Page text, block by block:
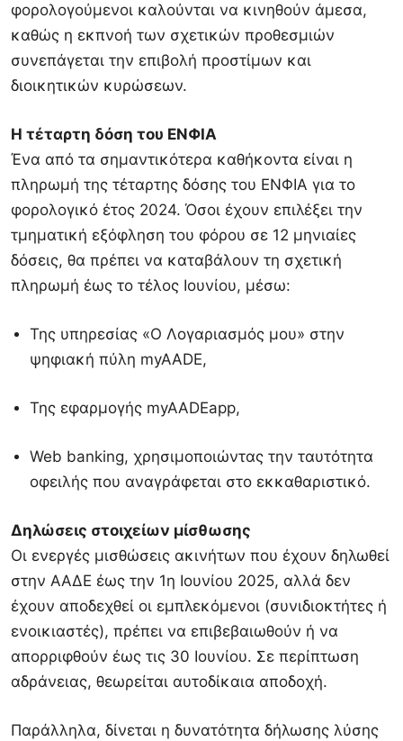
φορολογούμενοι καλούνται να κινηθούν άμεσα,
καθώς η εκπνοή των σχετικών προθεσμιών
συνεπάγεται την επιβολή προστίμων και
διοικητικών κυρώσεων.
Η τέταρτη δόση του ΕΝΦΙΑ
Ένα από τα σημαντικότερα καθήκοντα είναι η
πληρωμή της τέταρτης δόσης του ΕΝΦΙΑ για το
φορολογικό έτος 2024. Όσοι έχουν επιλέξει την
τμηματική εξόφληση του φόρου σε 12 μηνιαίες
δόσεις, θα πρέπει να καταβάλουν τη σχετική
πληρωμή έως το τέλος Ιουνίου, μέσω:
Της υπηρεσίας «Ο Λογαριασμός μου» στην
ψηφιακή πύλη myAADE,
Της εφαρμογής myAADEapp,
Web banking, χρησιμοποιώντας την ταυτότητα
οφειλής που αναγράφεται στο εκκαθαριστικό.
Δηλώσεις στοιχείων μίσθωσης
Οι ενεργές μισθώσεις ακινήτων που έχουν δηλωθεί
στην ΑΑΔΕ έως την 1η Ιουνίου 2025, αλλά δεν
έχουν αποδεχθεί οι εμπλεκόμενοι (συνιδιοκτήτες ή
ενοικιαστές), πρέπει να επιβεβαιωθούν ή να
απορριφθούν έως τις 30 Ιουνίου. Σε περίπτωση
αδράνειας, θεωρείται αυτοδίκαια αποδοχή.
Παράλληλα, δίνεται η δυνατότητα δήλωσης λύσης